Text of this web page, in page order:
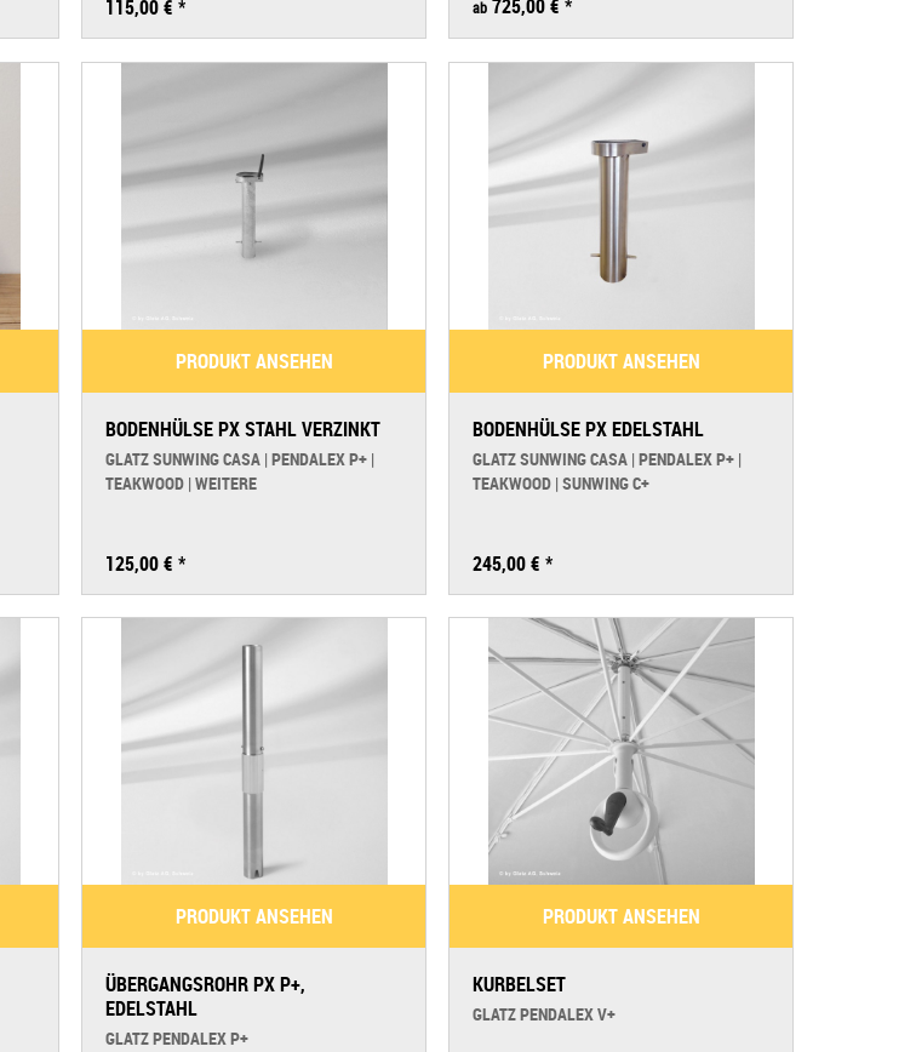
Palazzo Style (bis 2021)
Palazzo Style (ab 2022)
Pendalex P+
Pendalex V+
Smart (ab 2024)
115,00 € * ab 725,00 € *
PRODUKT ANSEHEN
BODENHÜLSE PX STAHL VERZINKT
GLATZ SUNWING CASA | PENDALEX P+ |
TEAKWOOD | WEITERE
125,00 € *
PRODUKT ANSEHEN
BODENHÜLSE PX EDELSTAHL
GLATZ SUNWING CASA | PENDALEX P+ |
TEAKWOOD | SUNWING C+
245,00 € *
PRODUKT ANSEHEN
ÜBERGANGSROHR PX P+,
EDELSTAHL
GLATZ PENDALEX P+
PRODUKT ANSEHEN
KURBELSET
GLATZ PENDALEX V+